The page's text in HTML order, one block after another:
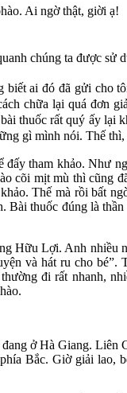
Ai ngờ thật, giời ạ!
chúng ta được sử
biết ai đó đã gửi cho
chữa lại quá đơn
thuốc rất quý ấy lại
gì mình nói. Thế thì,
tham khảo. Như
cõi mịt mù thì cũng
Thế mà rồi bất
Bài thuốc đúng là
Hữu Lợi. Anh
và hát ru cho
đi rất nhanh,
ở Hà Giang.
Bắc. Giờ giải lao,